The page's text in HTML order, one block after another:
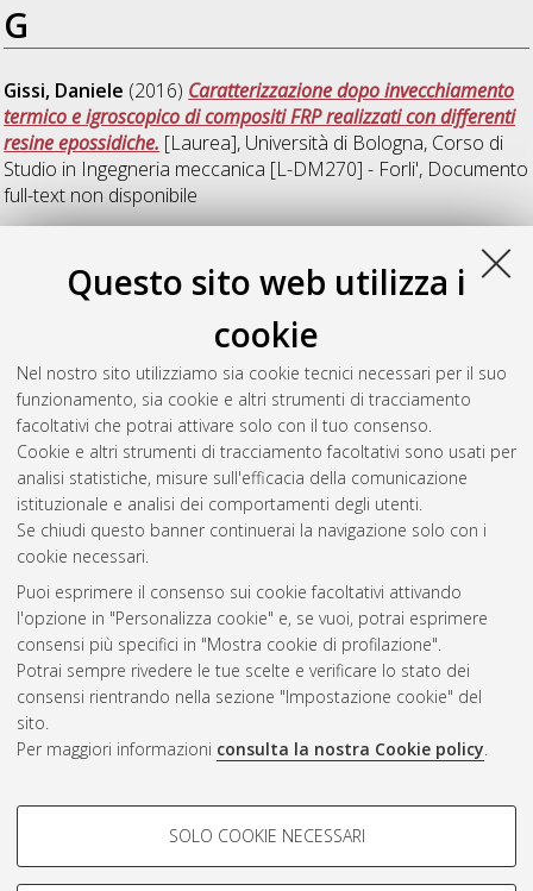
Questo sito web utilizza i
cookie
Nel nostro sito utilizziamo sia cookie tecnici necessari per il suo
funzionamento, sia cookie e altri strumenti di tracciamento
facoltativi che potrai attivare solo con il tuo consenso.
Cookie e altri strumenti di tracciamento facoltativi sono usati per
analisi statistiche, misure sull'efficacia della comunicazione
istituzionale e analisi dei comportamenti degli utenti.
Se chiudi questo banner continuerai la navigazione solo con i
cookie necessari.
Puoi esprimere il consenso sui cookie facoltativi attivando
l'opzione in "Personalizza cookie" e, se vuoi, potrai esprimere
consensi più specifici in "Mostra cookie di profilazione".
Potrai sempre rivedere le tue scelte e verificare lo stato dei
consensi rientrando nella sezione "Impostazione cookie" del
sito.
Per maggiori informazioni consulta la nostra Cookie policy.
COOKIE DI PROFILAZIONE -
SOLO COOKIE NECESSARI
G
Gissi, Daniele (2016) Caratterizzazione dopo invecchiamento
termico e igroscopico di compositi FRP realizzati con differenti
resine epossidiche. [Laurea], Università di Bologna, Corso di
Studio in Ingegneria meccanica [L-DM270] - Forli', Documento
full-text non disponibile
(2016)Caratterizzazione di resine
alta pressione.[Laurea], Università di Bologna, Corso di Studio
inIngegneria meccanica [L-DM270] - Forli', Documento full-
text non disponibile
Questa lista e' stata generata ilSat Aug 8 21:09:05 2026
CEST
Atom
Rss 1.0
Rss 2.0
AMS Laurea
Impostazioni Cookie
Informativa sulla privacy
Condizioni d’uso del sito